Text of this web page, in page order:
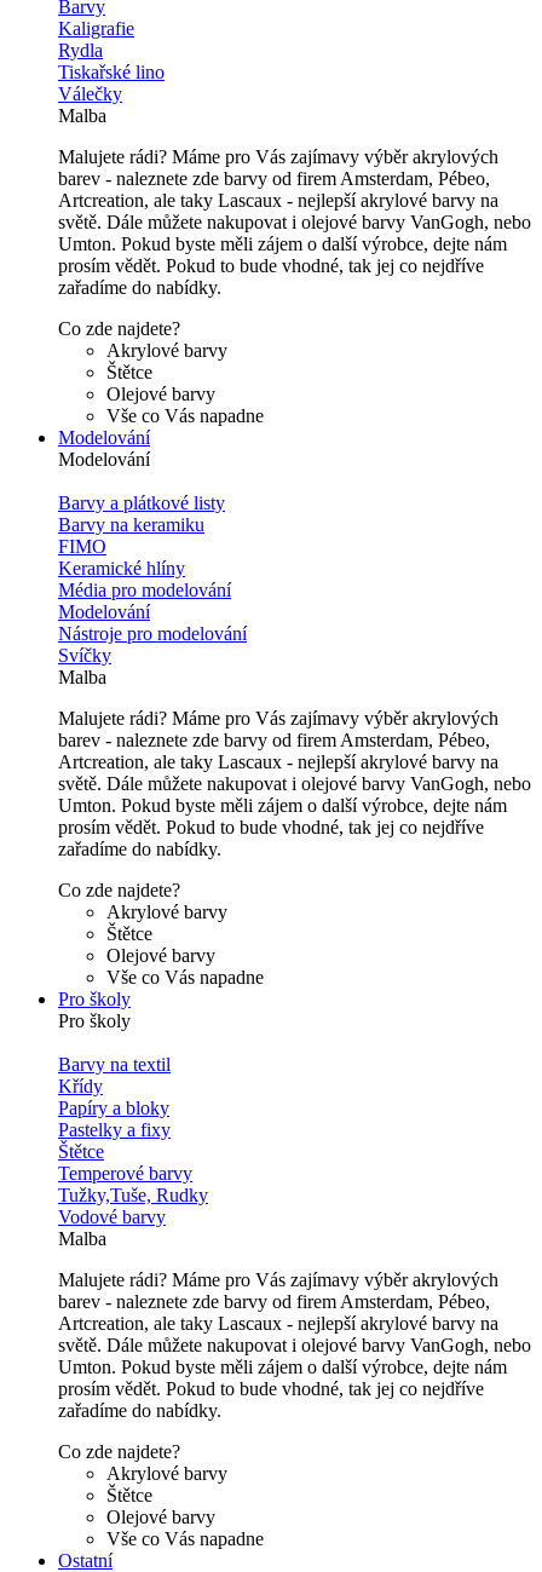
Barvy
Kaligrafie
Rydla
Tiskařské lino
Válečky
Malba
Malujete rádi? Máme pro Vás zajímavy výběr akrylových
barev - naleznete zde barvy od firem Amsterdam, Pébeo,
Artcreation, ale taky Lascaux - nejlepší akrylové barvy na
světě. Dále můžete nakupovat i olejové barvy VanGogh, nebo
Umton. Pokud byste měli zájem o další výrobce, dejte nám
prosím vědět. Pokud to bude vhodné, tak jej co nejdříve
zařadíme do nabídky.
Co zde najdete?
Akrylové barvy
Štětce
Olejové barvy
Vše co Vás napadne
Modelování
Modelování
Barvy a plátkové listy
Barvy na keramiku
FIMO
Keramické hlíny
Média pro modelování
Modelování
Nástroje pro modelování
Svíčky
Malba
Malujete rádi? Máme pro Vás zajímavy výběr akrylových
barev - naleznete zde barvy od firem Amsterdam, Pébeo,
Artcreation, ale taky Lascaux - nejlepší akrylové barvy na
světě. Dále můžete nakupovat i olejové barvy VanGogh, nebo
Umton. Pokud byste měli zájem o další výrobce, dejte nám
prosím vědět. Pokud to bude vhodné, tak jej co nejdříve
zařadíme do nabídky.
Co zde najdete?
Akrylové barvy
Štětce
Olejové barvy
Vše co Vás napadne
Pro školy
Pro školy
Barvy na textil
Křídy
Papíry a bloky
Pastelky a fixy
Štětce
Temperové barvy
Tužky,Tuše, Rudky
Vodové barvy
Malba
Malujete rádi? Máme pro Vás zajímavy výběr akrylových
barev - naleznete zde barvy od firem Amsterdam, Pébeo,
Artcreation, ale taky Lascaux - nejlepší akrylové barvy na
světě. Dále můžete nakupovat i olejové barvy VanGogh, nebo
Umton. Pokud byste měli zájem o další výrobce, dejte nám
prosím vědět. Pokud to bude vhodné, tak jej co nejdříve
zařadíme do nabídky.
Co zde najdete?
Akrylové barvy
Štětce
Olejové barvy
Vše co Vás napadne
Ostatní